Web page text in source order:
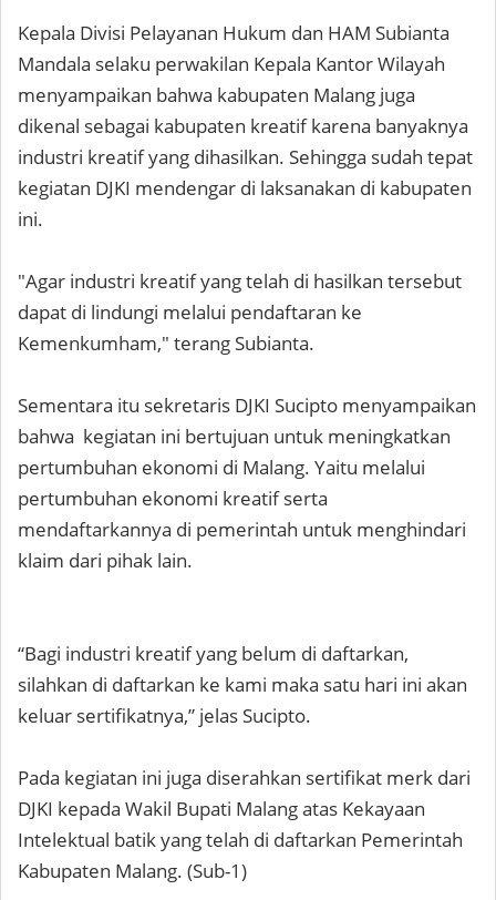
Kepala Divisi Pelayanan Hukum dan HAM Subianta
Mandala selaku perwakilan Kepala Kantor Wilayah
menyampaikan bahwa kabupaten Malang juga
dikenal sebagai kabupaten kreatif karena banyaknya
industri kreatif yang dihasilkan. Sehingga sudah tepat
kegiatan DJKI mendengar di laksanakan di kabupaten
ini.
"Agar industri kreatif yang telah di hasilkan tersebut
dapat di lindungi melalui pendaftaran ke
Kemenkumham," terang Subianta.
Sementara itu sekretaris DJKI Sucipto menyampaikan
bahwa kegiatan ini bertujuan untuk meningkatkan
pertumbuhan ekonomi di Malang. Yaitu melalui
pertumbuhan ekonomi kreatif serta
mendaftarkannya di pemerintah untuk menghindari
klaim dari pihak lain.
“Bagi industri kreatif yang belum di daftarkan,
silahkan di daftarkan ke kami maka satu hari ini akan
keluar sertifikatnya,” jelas Sucipto.
Pada kegiatan ini juga diserahkan sertifikat merk dari
DJKI kepada Wakil Bupati Malang atas Kekayaan
Intelektual batik yang telah di daftarkan Pemerintah
Kabupaten Malang. (Sub-1)